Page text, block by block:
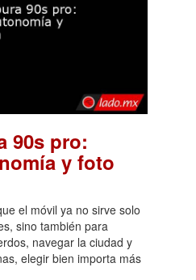
90s pro:
y foto
el móvil ya no sirve solo
sino también para
navegar la ciudad y
elegir bien importa más